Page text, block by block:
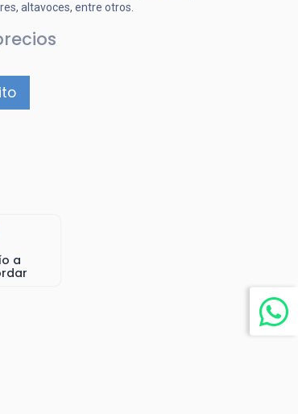
altavoces, entre otros.
a